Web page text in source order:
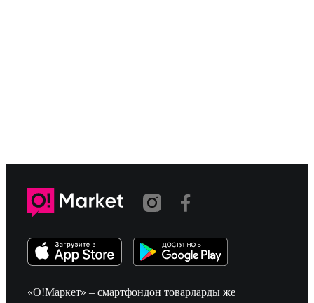
«О!Маркет» – смартфондон товарларды же